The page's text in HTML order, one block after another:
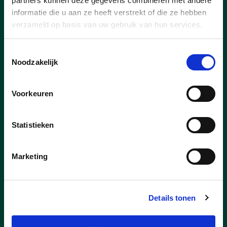
informatie die u aan ze heeft verstrekt of die ze hebben
verzameld op basis van uw gebruik van hun services.
Noodzakelijk
Voorkeuren
Statistieken
Marketing
Details tonen
Nieuws